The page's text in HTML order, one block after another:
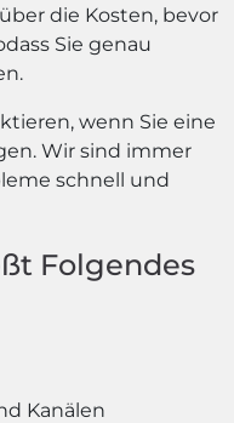
die Kosten, bevor
Sie genau
wenn Sie eine
Wir sind immer
schnell und
Folgendes
Kanälen